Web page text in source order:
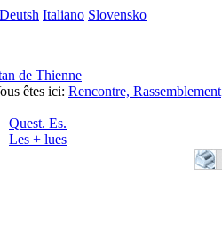
Deutsh Italiano Slovensko
de Thienne
êtes ici: Rencontre, Rassemblement
Quest. Es.
Les + lues